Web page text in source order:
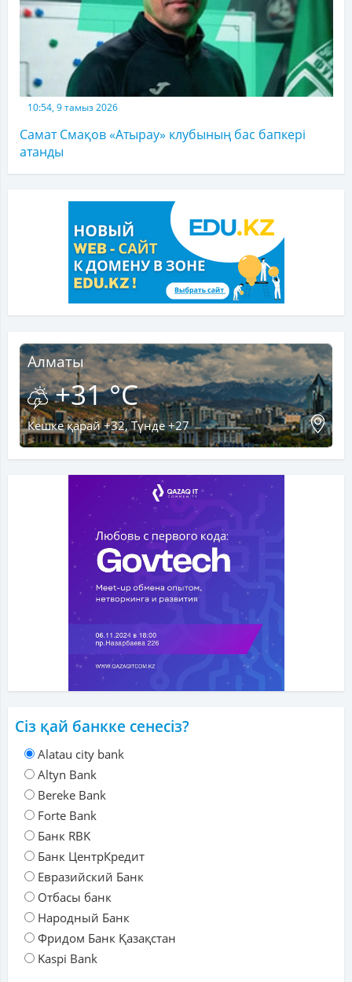
10:54, 9 тамыз 2026
Самат Смақов «Атырау» клубының бас бапкері
атанды
Алматы
+31 °C
Кешке қарай +32, Түнде +27
Сіз қай банкке сенесіз?
Alatau city bank
Altyn Bank
Bereke Bank
Forte Bank
Банк RBK
Банк ЦентрКредит
Евразийский Банк
Отбасы банк
Народный Банк
Фридом Банк Қазақстан
Kaspi Bank